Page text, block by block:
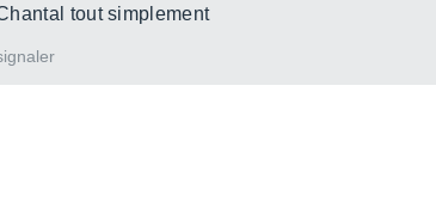
tout simplement